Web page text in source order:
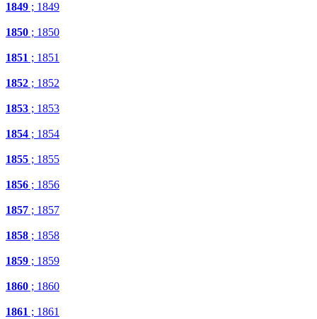
1849 ; 1849
1850 ; 1850
1851 ; 1851
1852 ; 1852
1853 ; 1853
1854 ; 1854
1855 ; 1855
1856 ; 1856
1857 ; 1857
1858 ; 1858
1859 ; 1859
1860 ; 1860
1861 ; 1861